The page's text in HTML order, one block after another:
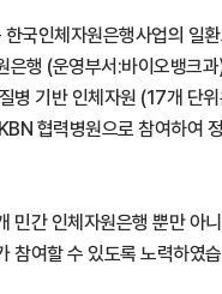
인체자원은행사업의 일환
은행 (운영부서:바이오뱅
병 기반 인체자원 (17개 단
협력병원으로 참여하여
인체자원은행 뿐만 아니
참여할 수 있도록 노력하였